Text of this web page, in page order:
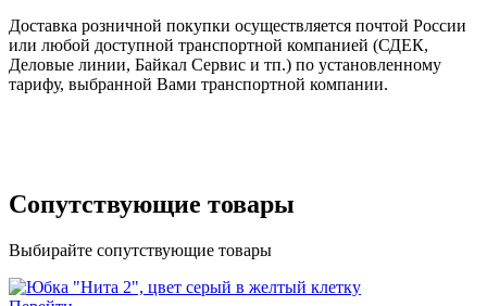
Доставка розничной покупки осуществляется почтой России
или любой доступной транспортной компанией (СДЕК,
Деловые линии, Байкал Сервис и тп.) по установленному
тарифу, выбранной Вами транспортной компании.
Сопутствующие товары
Выбирайте сопутствующие товары